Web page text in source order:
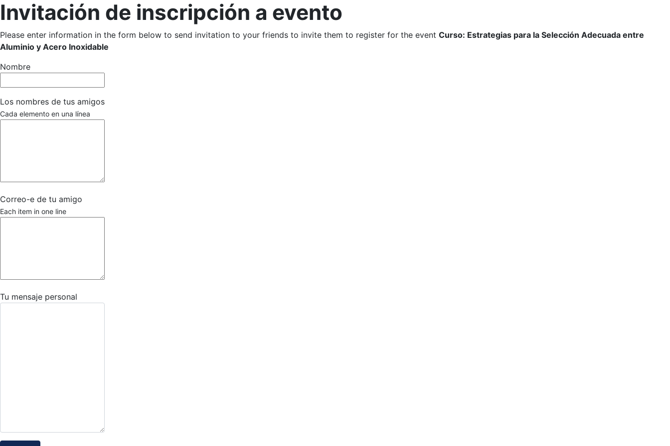
Invitación de inscripción a evento
Please enter information in the form below to send invitation to your friends to invite them to register for the event Curso: Estrategias para la Selección Adecuada entre
Aluminio y Acero Inoxidable
Nombre
Los nombres de tus amigos
Cada elemento en una línea
Correo-e de tu amigo
Each item in one line
Tu mensaje personal